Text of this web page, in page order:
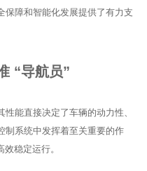
保障和智能化发展提供了有力支
“导航员”
能直接决定了车辆的动力性、
制系统中发挥着至关重要的作
稳定运行。